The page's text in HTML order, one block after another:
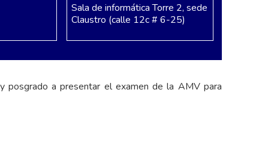
Sala de informática Torre 2, sede
Claustro (calle 12c # 6-25)
posgrado a presentar el examen de la AMV para